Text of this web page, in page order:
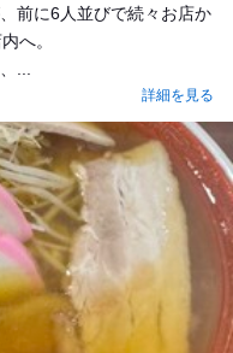
前に6人並びで続々お店か
へ。
...
詳細を見る